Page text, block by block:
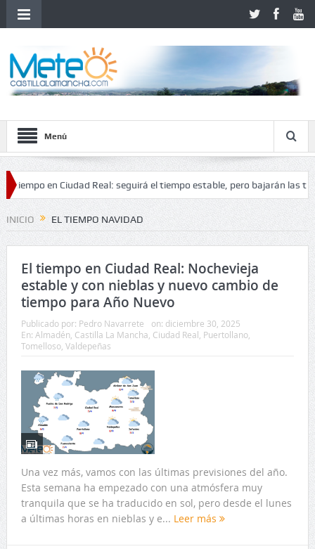
Menú
en Ciudad Real: seguirá el tiempo estable, pero bajarán las
INICIO EL TIEMPO NAVIDAD
El tiempo en Ciudad Real: Nochevieja
estable y con nieblas y nuevo cambio de
tiempo para Año Nuevo
Publicado por: Pedro Navarrete on: diciembre 30, 2025
En: Almadén, Castilla La Mancha, Ciudad Real, Puertollano,
Tomelloso, Valdepeñas
Una vez más, vamos con las últimas previsiones del año.
Esta semana ha empezado con una atmósfera muy
tranquila que se ha traducido en sol, pero desde el lunes
a últimas horas en nieblas y e... Leer más